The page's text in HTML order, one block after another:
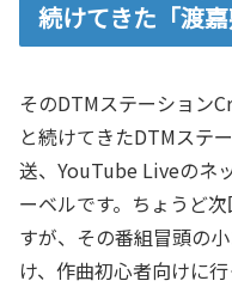
続けてきた「渡嘉
そのDTMステーション
と続けてきたDTMステ
送、YouTube Liveのネ
ーベルです。ちょうど
すが、その番組冒頭の
け、作曲初心者向けに